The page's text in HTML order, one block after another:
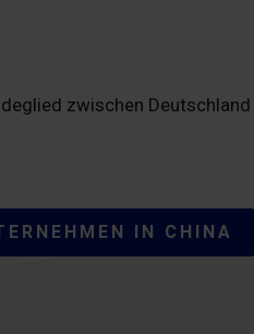
zwischen
IN CHINA